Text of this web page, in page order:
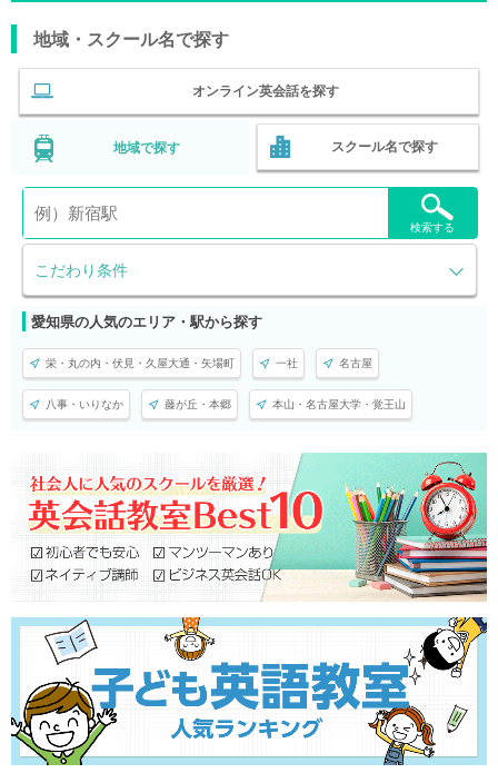
地域・スクール名で探す
オンライン英会話を探す
地域で探す スクール名で探す
こだわり条件
検索する
愛知県の人気のエリア・駅から探す
栄・丸の内・伏見・久屋大通・矢場町 一社 名古屋
八事・いりなか 藤が丘・本郷 本山・名古屋大学・覚王山